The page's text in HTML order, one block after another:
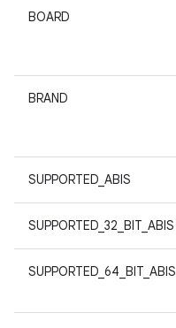
BOARD
BRAND
SUPPORTED_ABIS
SUPPORTED_32_BIT_ABIS
SUPPORTED_64_BIT_ABIS